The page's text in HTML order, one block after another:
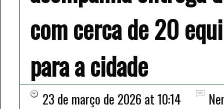
com cerca de 20
para a cidade
23 de março de 2026 at 10:14